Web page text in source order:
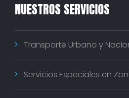
N
T
O
D
E
P
R
NUESTROS SERVICIOS
Transporte Urbano y
Servicios Especiales en